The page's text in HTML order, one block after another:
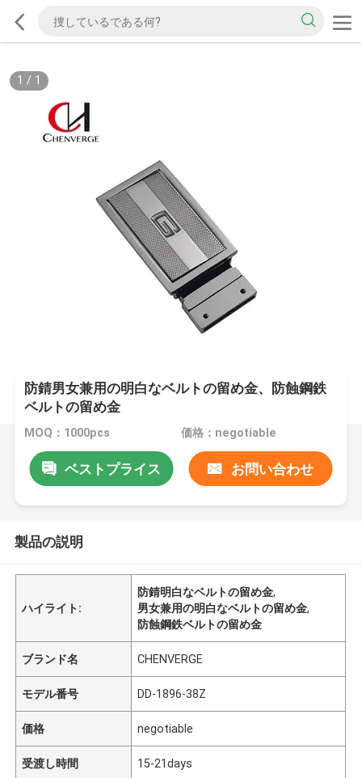
1 / 1
防錆男女兼用の明白なベルトの留め金、防蝕鋼鉄
ベルトの留め金
MOQ：1000pcs 価格：negotiable
ベストプライス お問い合わせ
製品の説明
ハイライト:
防錆明白なベルトの留め金,
男女兼用の明白なベルトの留め金,
防蝕鋼鉄ベルトの留め金
ブランド名 CHENVERGE
モデル番号 DD-1896-38Z
価格 negotiable
受渡し時間 15-21days